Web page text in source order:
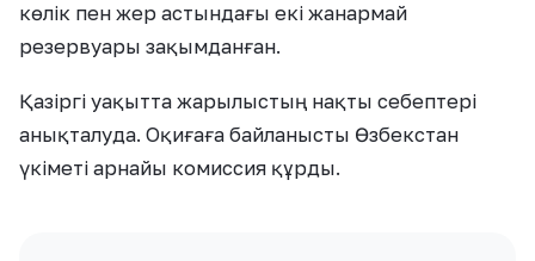
көлік пен жер астындағы екі жанармай
резервуары зақымданған.
Қазіргі уақытта жарылыстың нақты себептері
анықталуда. Оқиғаға байланысты Өзбекстан
үкіметі арнайы комиссия құрды.